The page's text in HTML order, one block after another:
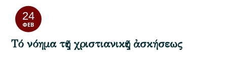
24
ΦΕΒ
Τό νόημα τῆς χριστιανικῆς ἀσκήσεως